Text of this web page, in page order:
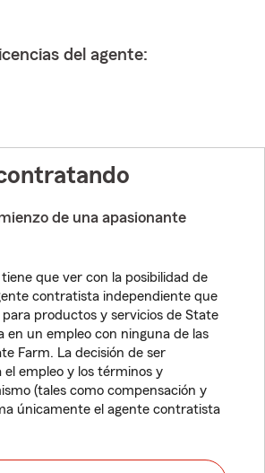
del agente:
de una apasionante
que ver con la posibilidad de
contratista independiente que
productos y servicios de State
en un empleo con ninguna de las
Farm. La decisión de ser
el empleo y los términos y
(tales como compensación y
únicamente el agente contratista